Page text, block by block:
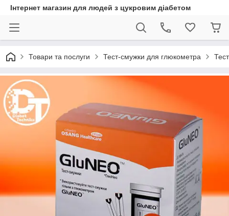
Інтернет магазин для людей з цукровим діабетом
Товари та послуги Тест-смужки для глюкометра